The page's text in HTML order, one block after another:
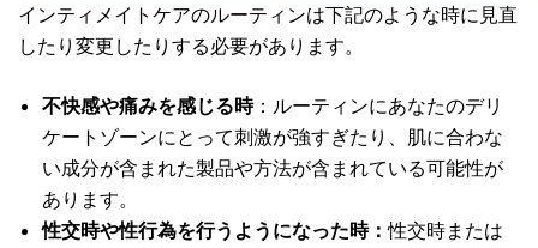
インティメイトケアのルーティンは下記のような時に見直
したり変更したりする必要があります。
不快感や痛みを感じる時：ルーティンにあなたのデリ
ケートゾーンにとって刺激が強すぎたり、肌に合わな
い成分が含まれた製品や方法が含まれている可能性が
あります。
性交時や性行為を行うようになった時：性交時または